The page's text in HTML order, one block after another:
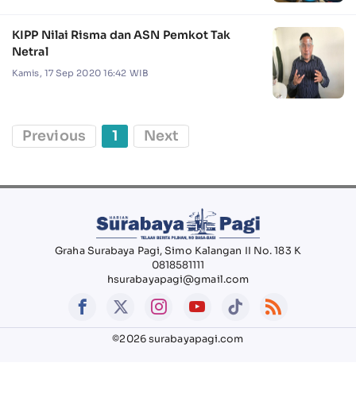
KIPP Nilai Risma dan ASN Pemkot Tak
Netral
Kamis, 17 Sep 2020 16:42 WIB
Previous 1 Next
Graha Surabaya Pagi, Simo Kalangan II No. 183 K
0818581111
hsurabayapagi@gmail.com
©2026 surabayapagi.com